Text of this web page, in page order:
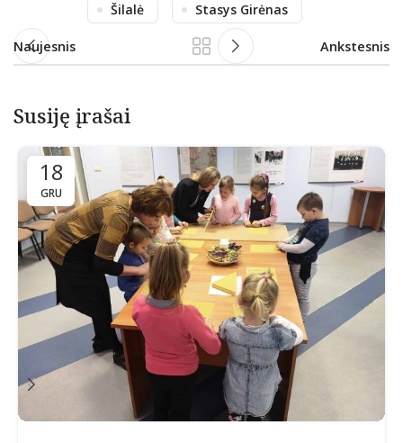
Šilalė Stasys Girėnas
Naujesnis Ankstesnis
Susiję įrašai
18
GRU